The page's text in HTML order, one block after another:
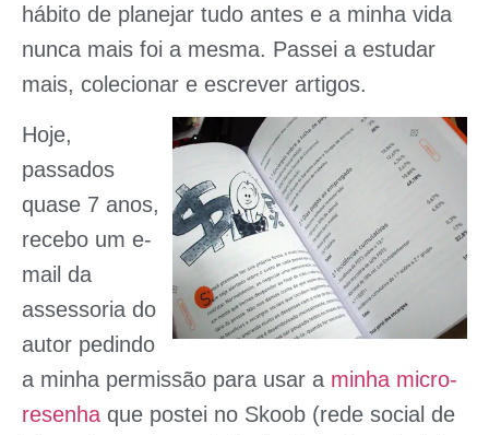
hábito de planejar tudo antes e a minha vida
nunca mais foi a mesma. Passei a estudar
mais, colecionar e escrever artigos.
Hoje,
passados
quase 7 anos,
recebo um e-
mail da
assessoria do
autor pedindo
a minha permissão para usar a minha micro-
resenha que postei no Skoob (rede social de